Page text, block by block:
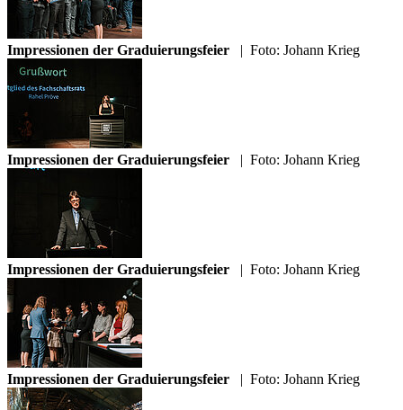
Impressionen der Graduierungsfeier | Foto: Johann Krieg
Impressionen der Graduierungsfeier | Foto: Johann Krieg
Impressionen der Graduierungsfeier | Foto: Johann Krieg
Impressionen der Graduierungsfeier | Foto: Johann Krieg